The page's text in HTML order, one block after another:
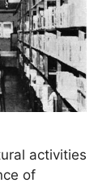
activities
of